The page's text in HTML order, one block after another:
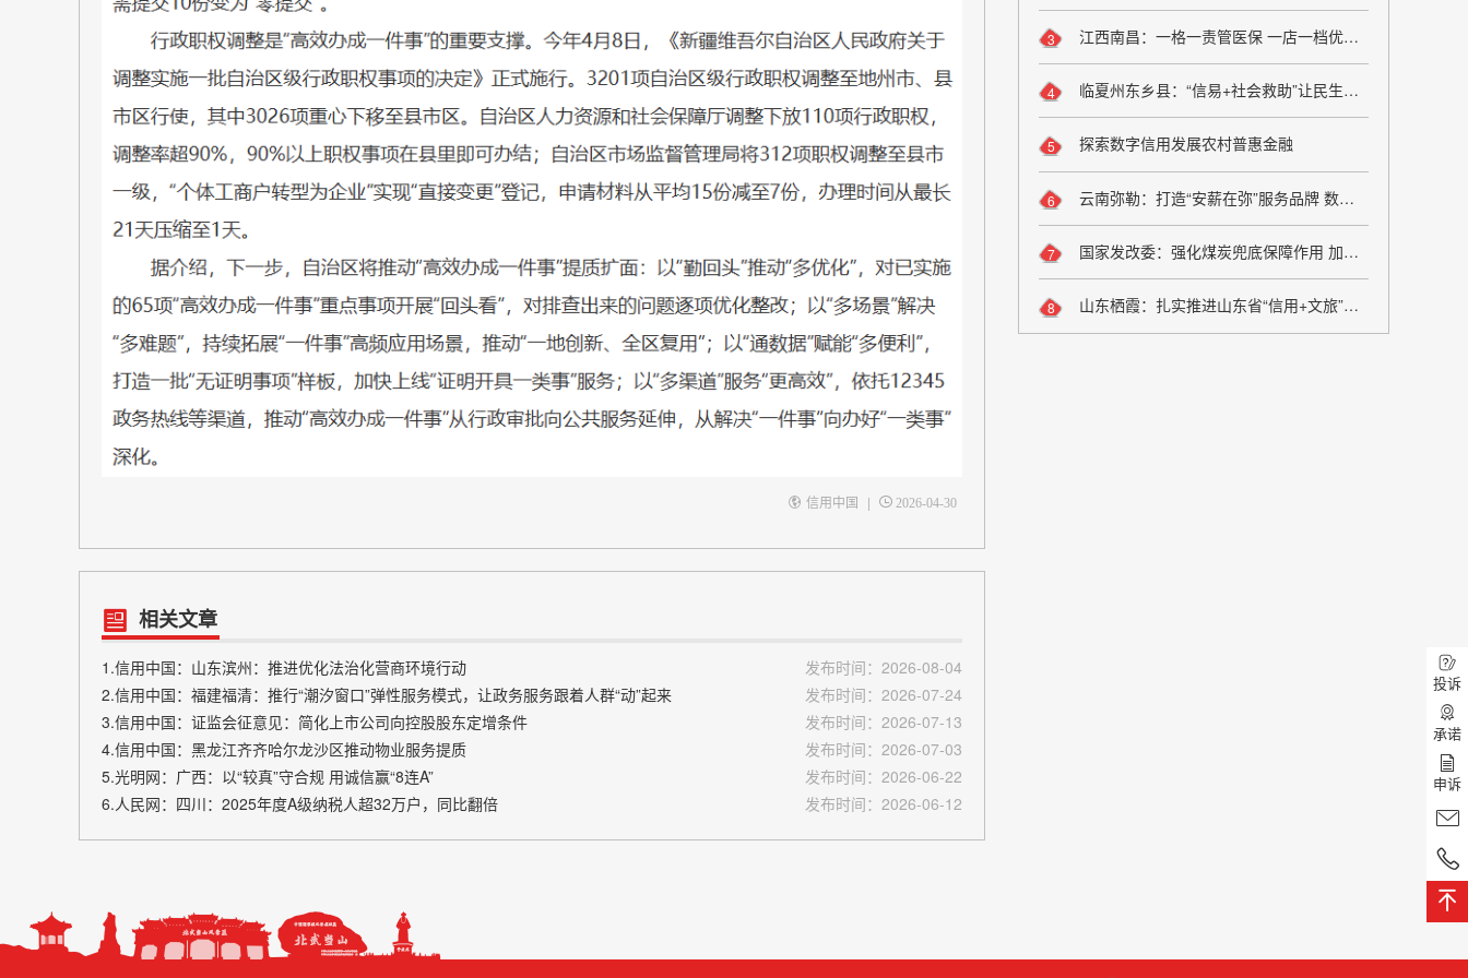
信用中国 | 2026-04-30
相关文章
1.信用中国：山东滨州：推进优化法治化营商环境行动
发布时间：2026-08-04
2.信用中国：福建福清：推行“潮汐窗口”弹性服务模式，让政务服务跟着人群“动”起来
发布时间：2026-07-24
3.信用中国：证监会征意见：简化上市公司向控股股东定增条件
发布时间：2026-07-13
4.信用中国：黑龙江齐齐哈尔龙沙区推动物业服务提质
发布时间：2026-07-03
5.光明网：广西：以“较真”守合规 用诚信赢“8连A”
发布时间：2026-06-22
6.人民网：四川：2025年度A级纳税人超32万户，同比翻倍
发布时间：2026-06-12
江西南昌：一格一责管医保 一店一档优服务
3
临夏州东乡县：“信易+社会救助”让民生兜底更精准更公平
4
探索数字信用发展农村普惠金融
5
云南弥勒：打造“安薪在弥”服务品牌 数字化监管夯实诚信用工根基
6
国家发改委：强化煤炭兜底保障作用 加大油气增储上产力度
7
山东栖霞：扎实推进山东省“信用+文旅”场景应用落地
8
投诉
承诺
申诉